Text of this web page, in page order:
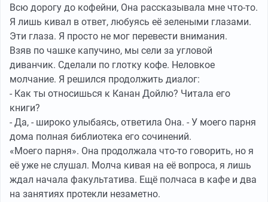
Всю дорогу до кофейни, Она рассказывала мне что-то.
Я лишь кивал в ответ, любуясь её зелеными глазами.
Эти глаза. Я просто не мог перевести внимания.
Взяв по чашке капучино, мы сели за угловой
диванчик. Сделали по глотку кофе. Неловкое
молчание. Я решился продолжить диалог:
- Как ты относишься к Канан Дойлю? Читала его
книги?
- Да, - широко улыбаясь, ответила Она. - У моего парня
дома полная библиотека его сочинений.
«Моего парня». Она продолжала что-то говорить, но я
её уже не слушал. Молча кивая на её вопроса, я лишь
ждал начала факультатива. Ещё полчаса в кафе и два
на занятиях протекли незаметно.